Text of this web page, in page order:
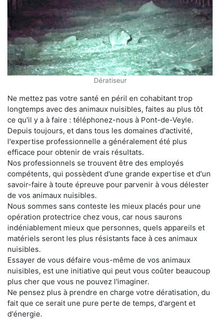
Dératiseur
Ne mettez pas votre santé en péril en cohabitant trop
longtemps avec des animaux nuisibles, faites au plus tôt
ce qu'il y a à faire : téléphonez-nous à Pont-de-Veyle.
Depuis toujours, et dans tous les domaines d'activité,
l'expertise professionnelle a généralement été plus
efficace pour obtenir de vrais résultats.
Nos professionnels se trouvent être des employés
compétents, qui possèdent d'une grande expertise et d'un
savoir-faire à toute épreuve pour parvenir à vous délester
de vos animaux nuisibles.
Nous sommes sans conteste les mieux placés pour une
opération protectrice chez vous, car nous saurons
indéniablement mieux que personnes, quels appareils et
matériels seront les plus résistants face à ces animaux
nuisibles.
Essayer de vous défaire vous-même de vos animaux
nuisibles, est une initiative qui peut vous coûter beaucoup
plus cher que vous ne pouvez l'imaginer.
Ne pensez plus à prendre en charge votre dératisation, du
fait que ce serait une pure perte de temps, d'argent et
d'énergie.